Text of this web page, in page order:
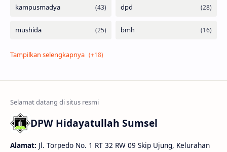
DPW Hidayatullah Sumsel
Alamat: Jl. Torpedo No. 1 RT 32 RW 09 Skip Ujung, Kelurahan